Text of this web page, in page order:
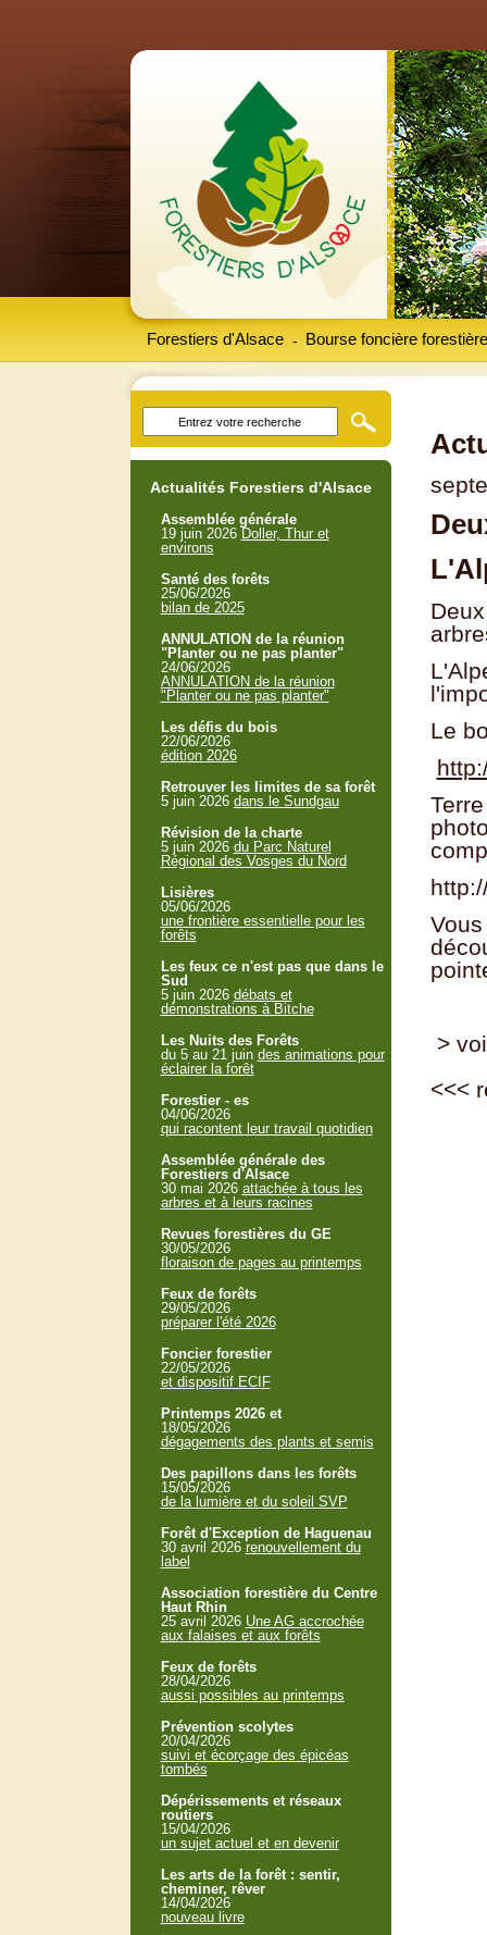
Forestiers d'Alsace Bourse foncière forestière
-
Le
>
<<<
Actualités Forestiers d'Alsace
Assemblée générale
19 juin 2026 Doller, Thur et
environs
Santé des forêts
25/06/2026
bilan de 2025
ANNULATION de la réunion
"Planter ou ne pas planter"
24/06/2026
ANNULATION de la réunion
"Planter ou ne pas planter"
Les défis du bois
22/06/2026
édition 2026
Retrouver les limites de sa forêt
5 juin 2026 dans le Sundgau
Révision de la charte
5 juin 2026 du Parc Naturel
Régional des Vosges du Nord
Lisières
05/06/2026
une frontière essentielle pour les
forêts
Les feux ce n'est pas que dans le
Sud
5 juin 2026 débats et
démonstrations à Bitche
Les Nuits des Forêts
du 5 au 21 juin des animations pour
éclairer la forêt
Forestier - es
04/06/2026
qui racontent leur travail quotidien
Assemblée générale des
Forestiers d'Alsace
30 mai 2026 attachée à tous les
arbres et à leurs racines
Revues forestières du GE
30/05/2026
floraison de pages au printemps
Feux de forêts
29/05/2026
préparer l'été 2026
Foncier forestier
22/05/2026
et dispositif ECIF
Printemps 2026 et
18/05/2026
dégagements des plants et semis
Des papillons dans les forêts
15/05/2026
de la lumière et du soleil SVP
Forêt d'Exception de Haguenau
30 avril 2026 renouvellement du
label
Association forestière du Centre
Haut Rhin
25 avril 2026 Une AG accrochée
aux falaises et aux forêts
Feux de forêts
28/04/2026
aussi possibles au printemps
Prévention scolytes
20/04/2026
suivi et écorçage des épicéas
tombés
Dépérissements et réseaux
routiers
15/04/2026
un sujet actuel et en devenir
Les arts de la forêt : sentir,
cheminer, rêver
14/04/2026
nouveau livre